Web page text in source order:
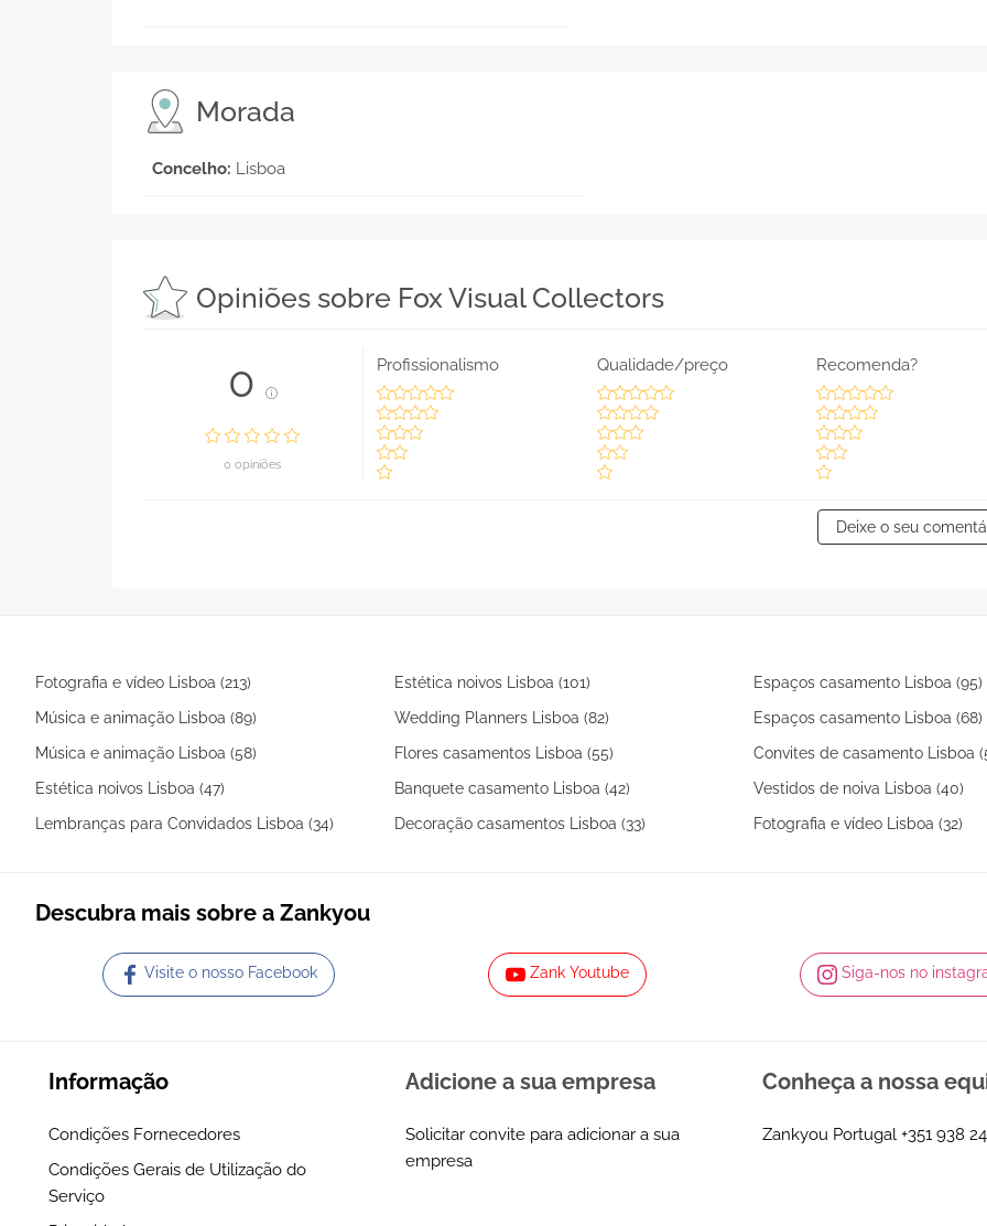
Morada
Concelho: Lisboa
Opiniões sobre Fox Visual Collectors
0
0 opiniões
Profissionalismo Qualidade/preço Recomenda?
Deixe o seu
Fotografia e vídeo Lisboa (213) Estética noivos Lisboa (101)
Espaços casamento Lisboa (95)
Música e animação Lisboa (89)
Wedding Planners Lisboa (82)
Espaços casamento Lisboa (68)
Música e animação Lisboa (58)
Flores casamentos Lisboa (55)
Convites de casamento Lisboa
Estética noivos Lisboa (47)
Banquete casamento Lisboa (42)
Vestidos de noiva Lisboa (40)
Lembranças para Convidados Lisboa (34)
Decoração casamentos Lisboa (33) Fotografia e vídeo Lisboa (32)
Descubra mais sobre a Zankyou
Visite o nosso Facebook Zank Youtube Siga-nos no
Informação
Condições Fornecedores
Condições Gerais de Utilização do
Serviço
Adicione a sua empresa
Solicitar convite para adicionar a sua
empresa
Conheça a nossa
Zankyou Portugal +351 938